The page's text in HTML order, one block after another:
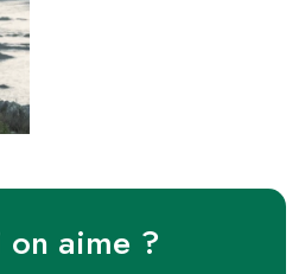
on aime ?